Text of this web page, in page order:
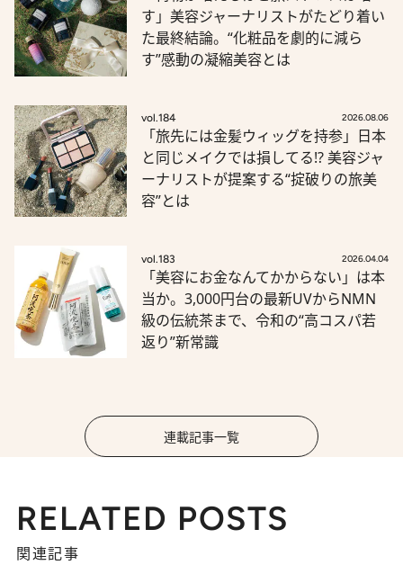
す」美容ジャーナリストがたどり着い
た最終結論。“化粧品を劇的に減ら
す”感動の凝縮美容とは
vol.184 2026.08.06
「旅先には金髪ウィッグを持参」日本
と同じメイクでは損してる!? 美容ジャ
ーナリストが提案する“掟破りの旅美
容”とは
vol.183 2026.04.04
「美容にお金なんてかからない」は本
当か。3,000円台の最新UVからNMN
級の伝統茶まで、令和の“高コスパ若
返り”新常識
連載記事一覧
RELATED POSTS
関連記事